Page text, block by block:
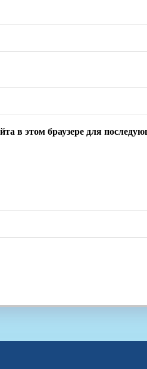
в этом браузере для